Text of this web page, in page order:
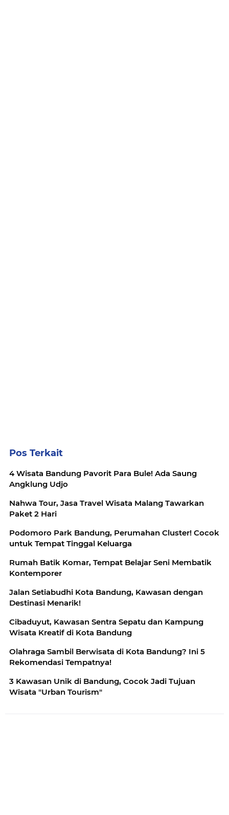
Pos Terkait
4 Wisata Bandung Pavorit Para Bule! Ada Saung
Angklung Udjo
Nahwa Tour, Jasa Travel Wisata Malang Tawarkan
Paket 2 Hari
Podomoro Park Bandung, Perumahan Cluster! Cocok
untuk Tempat Tinggal Keluarga
Rumah Batik Komar, Tempat Belajar Seni Membatik
Kontemporer
Jalan Setiabudhi Kota Bandung, Kawasan dengan
Destinasi Menarik!
Cibaduyut, Kawasan Sentra Sepatu dan Kampung
Wisata Kreatif di Kota Bandung
Olahraga Sambil Berwisata di Kota Bandung? Ini 5
Rekomendasi Tempatnya!
3 Kawasan Unik di Bandung, Cocok Jadi Tujuan
Wisata "Urban Tourism"